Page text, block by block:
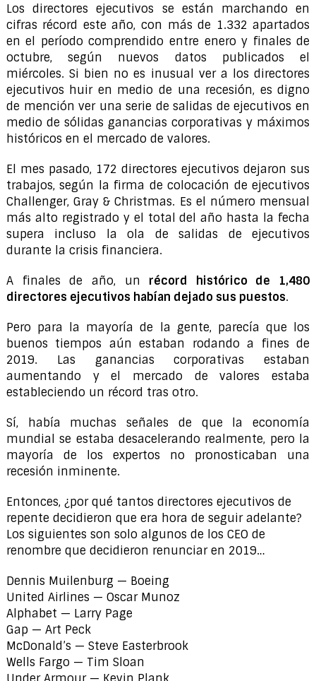
Los directores ejecutivos se están marchando en
cifras récord este año, con más de 1.332 apartados
en el período comprendido entre enero y finales de
octubre, según nuevos datos publicados el
miércoles. Si bien no es inusual ver a los directores
ejecutivos huir en medio de una recesión, es digno
de mención ver una serie de salidas de ejecutivos en
medio de sólidas ganancias corporativas y máximos
históricos en el mercado de valores.
El mes pasado, 172 directores ejecutivos dejaron sus
trabajos, según la firma de colocación de ejecutivos
Challenger, Gray & Christmas. Es el número mensual
más alto registrado y el total del año hasta la fecha
supera incluso la ola de salidas de ejecutivos
durante la crisis financiera.
A finales de año, un récord histórico de 1,480
directores ejecutivos habían dejado sus puestos.
Pero para la mayoría de la gente, parecía que los
buenos tiempos aún estaban rodando a fines de
2019. Las ganancias corporativas estaban
aumentando y el mercado de valores estaba
estableciendo un récord tras otro.
Sí, había muchas señales de que la economía
mundial se estaba desacelerando realmente, pero la
mayoría de los expertos no pronosticaban una
recesión inminente.
Entonces, ¿por qué tantos directores ejecutivos de
repente decidieron que era hora de seguir adelante?
Los siguientes son solo algunos de los CEO de
renombre que decidieron renunciar en 2019…
Dennis Muilenburg — Boeing
United Airlines — Oscar Munoz
Alphabet — Larry Page
Gap — Art Peck
McDonald’s — Steve Easterbrook
Wells Fargo — Tim Sloan